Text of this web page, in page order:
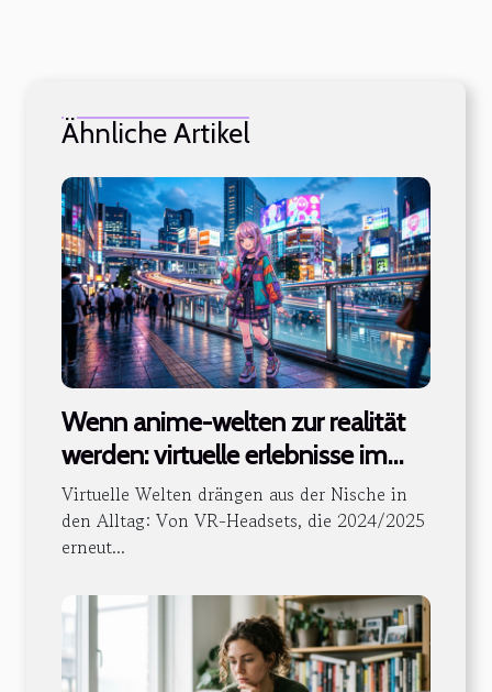
Ähnliche Artikel
Wenn anime-welten zur realität
werden: virtuelle erlebnisse im
blick
Virtuelle Welten drängen aus der Nische in
den Alltag: Von VR-Headsets, die 2024/2025
erneut...